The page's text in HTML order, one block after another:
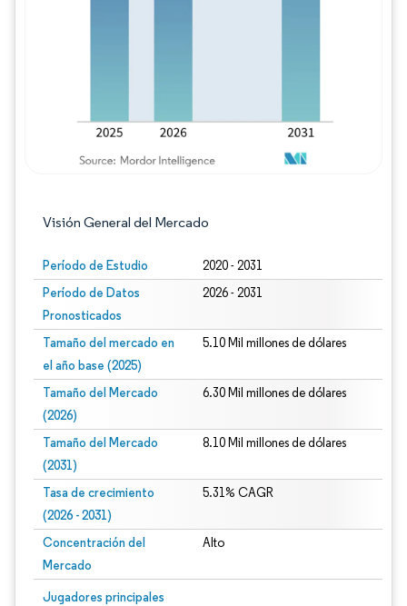
Visión General del Mercado
Período de Estudio 2020 - 2031
Período de Datos
Pronosticados
2026 - 2031
Tamaño del mercado en
el año base (2025)
5.10 Mil millones de dólares
Tamaño del Mercado
(2026)
6.30 Mil millones de dólares
Tamaño del Mercado
(2031)
8.10 Mil millones de dólares
Tasa de crecimiento
(2026 - 2031)
5.31% CAGR
Concentración del
Mercado
Alto
Jugadores principales
Imagen © Mordor Intelligence. El uso requiere atribución según CC BY 4.0.